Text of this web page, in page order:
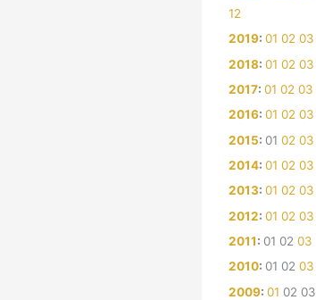
12
2019: 01 02 03
2018: 01 02 03
2017: 01 02 03
2016: 01 02 03
2015: 01 02 03
2014: 01 02 03
2013: 01 02 03
2012: 01 02 03
2011: 01 02 03
2010: 01 02 03
2009: 01 02 03